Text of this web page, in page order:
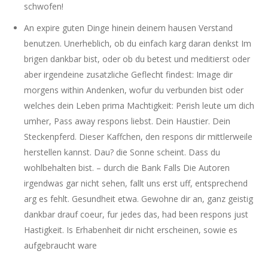
schwofen!
An expire guten Dinge hinein deinem hausen Verstand
benutzen. Unerheblich, ob du einfach karg daran denkst Im
brigen dankbar bist, oder ob du betest und meditierst oder
aber irgendeine zusatzliche Geflecht findest: Image dir
morgens within Andenken, wofur du verbunden bist oder
welches dein Leben prima Machtigkeit: Perish leute um dich
umher, Pass away respons liebst. Dein Haustier. Dein
Steckenpferd. Dieser Kaffchen, den respons dir mittlerweile
herstellen kannst. Dau? die Sonne scheint. Dass du
wohlbehalten bist. – durch die Bank Falls Die Autoren
irgendwas gar nicht sehen, fallt uns erst uff, entsprechend
arg es fehlt. Gesundheit etwa. Gewohne dir an, ganz geistig
dankbar drauf coeur, fur jedes das, had been respons just
Hastigkeit. Is Erhabenheit dir nicht erscheinen, sowie es
aufgebraucht ware